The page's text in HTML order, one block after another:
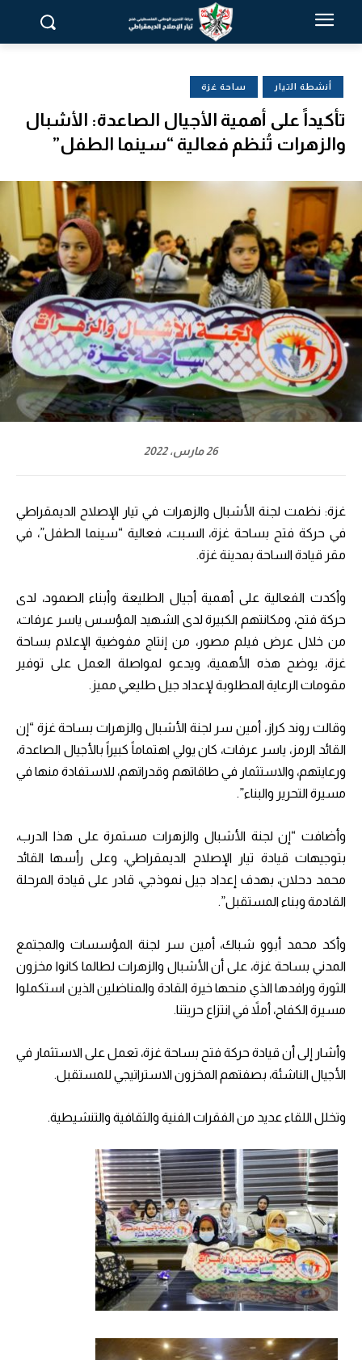
أنشطة التيار ساحة غزة
تأكيداً على أهمية الأجيال الصاعدة: الأشبال
والزهرات تُنظم فعالية “سينما الطفل”
26 مارس، 2022
غزة: نظمت لجنة الأشبال والزهرات في تيار الإصلاح الديمقراطي
في حركة فتح بساحة غزة، السبت، فعالية “سينما الطفل”، في
مقر قيادة الساحة بمدينة غزة.
وأكدت الفعالية على أهمية أجيال الطليعة وأبناء الصمود، لدى
حركة فتح، ومكانتهم الكبيرة لدى الشهيد المؤسس ياسر عرفات،
من خلال عرض فيلم مصور، من إنتاج مفوضية الإعلام بساحة
غزة، يوضح هذه الأهمية، ويدعو لمواصلة العمل على توفير
مقومات الرعاية المطلوبة لإعداد جيل طليعي مميز.
وقالت روند كراز، أمين سر لجنة الأشبال والزهرات بساحة غزة “إن
القائد الرمز، ياسر عرفات، كان يولي اهتماماً كبيراً بالأجيال الصاعدة،
ورعايتهم، والاستثمار في طاقاتهم وقدراتهم، للاستفادة منها في
مسيرة التحرير والبناء”.
وأضافت “إن لجنة الأشبال والزهرات مستمرة على هذا الدرب،
بتوجيهات قيادة تيار الإصلاح الديمقراطي، وعلى رأسها القائد
محمد دحلان، بهدف إعداد جيل نموذجي، قادر على قيادة المرحلة
القادمة وبناء المستقبل”.
وأكد محمد أبوو شباك، أمين سر لجنة المؤسسات والمجتمع
المدني بساحة غزة، على أن الأشبال والزهرات لطالما كانوا مخزون
الثورة ورافدها الذي منحها خيرة القادة والمناضلين الذين استكملوا
مسيرة الكفاح، أملاً في انتزاع حريتنا.
وأشار إلى أن قيادة حركة فتح بساحة غزة، تعمل على الاستثمار في
الأجيال الناشئة، بصفتهم المخزون الاستراتيجي للمستقبل.
وتخلل اللقاء عديد من الفقرات الفنية والثقافية والتنشيطية.